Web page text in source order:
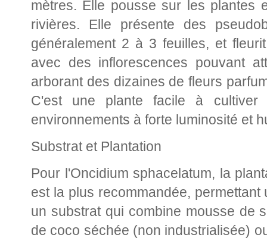
mètres. Elle pousse sur les plantes
rivières. Elle présente des
généralement 2 à 3 feuilles, et
avec des inflorescences pouvant
arborant des dizaines de fleurs
C'est une plante facile à cultiver
environnements à forte luminosité et
Substrat et Plantation
Pour l'Oncidium sphacelatum, la
est la plus recommandée,
un substrat qui combine mousse de
de coco séchée (non industrialisée)